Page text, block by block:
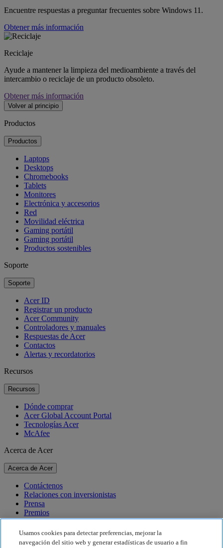
Encuentre respuestas a preguntar frecuentes sobre Windows 11.
Obtener más información
Reciclaje
Ayude a mantener la limpieza del medioambiente a través del
intercambio o reciclaje de un producto obsoleto.
Obtener más información
Volver al principio
Productos
Productos
Laptops
Desktops
Chromebooks
Tablets
Monitores
Electrónica y accesorios
Red
Movilidad eléctrica
Gaming portátil
Gaming portátil
Productos sostenibles
Soporte
Soporte
Acer ID
Registrar un producto
Acer Community
Controladores y manuales
Respuestas de Acer
Contactos
Alertas y recordatorios
Recursos
Recursos
Dónde comprar
Acer Global Account Portal
Tecnologías Acer
McAfee
Acerca de Acer
Acerca de Acer
Contáctenos
Relaciones con inversionistas
Prensa
Premios
Eventos
Sostenibilidad
Usamos cookies para detectar preferencias, mejorar la
navegación del sitio web y generar estadísticas de usuario a fin